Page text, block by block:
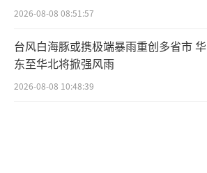
2026-08-08 08:51:57
台风白海豚或携极端暴雨重创多省市 华
东至华北将掀强风雨
2026-08-08 10:48:39